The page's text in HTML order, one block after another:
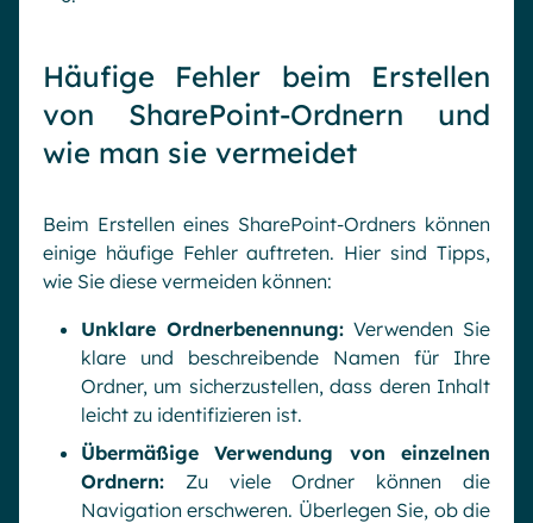
Häufige Fehler beim Erstellen
von SharePoint-Ordnern und
wie man sie vermeidet
Beim Erstellen eines SharePoint-Ordners können
einige häufige Fehler auftreten. Hier sind Tipps,
wie Sie diese vermeiden können:
Unklare Ordnerbenennung: Verwenden Sie
klare und beschreibende Namen für Ihre
Ordner, um sicherzustellen, dass deren Inhalt
leicht zu identifizieren ist.
Übermäßige Verwendung von einzelnen
Ordnern: Zu viele Ordner können die
Navigation erschweren. Überlegen Sie, ob die